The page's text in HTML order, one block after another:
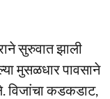
सुरुवात झाली
मुसळधार पावसाने
विजांचा कडकडाट,